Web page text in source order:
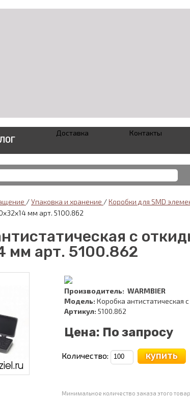
Доставка Контакты
/Упаковка и хранение / Коробки для SMD
мм арт. 5100.862
с
мм арт. 5100.862
Производитель: WARMBIER
Модель: Коробка антистатическая
Артикул: 5100.862
Цена: По запросу
Количество: купить
Минимальное количество заказа этого